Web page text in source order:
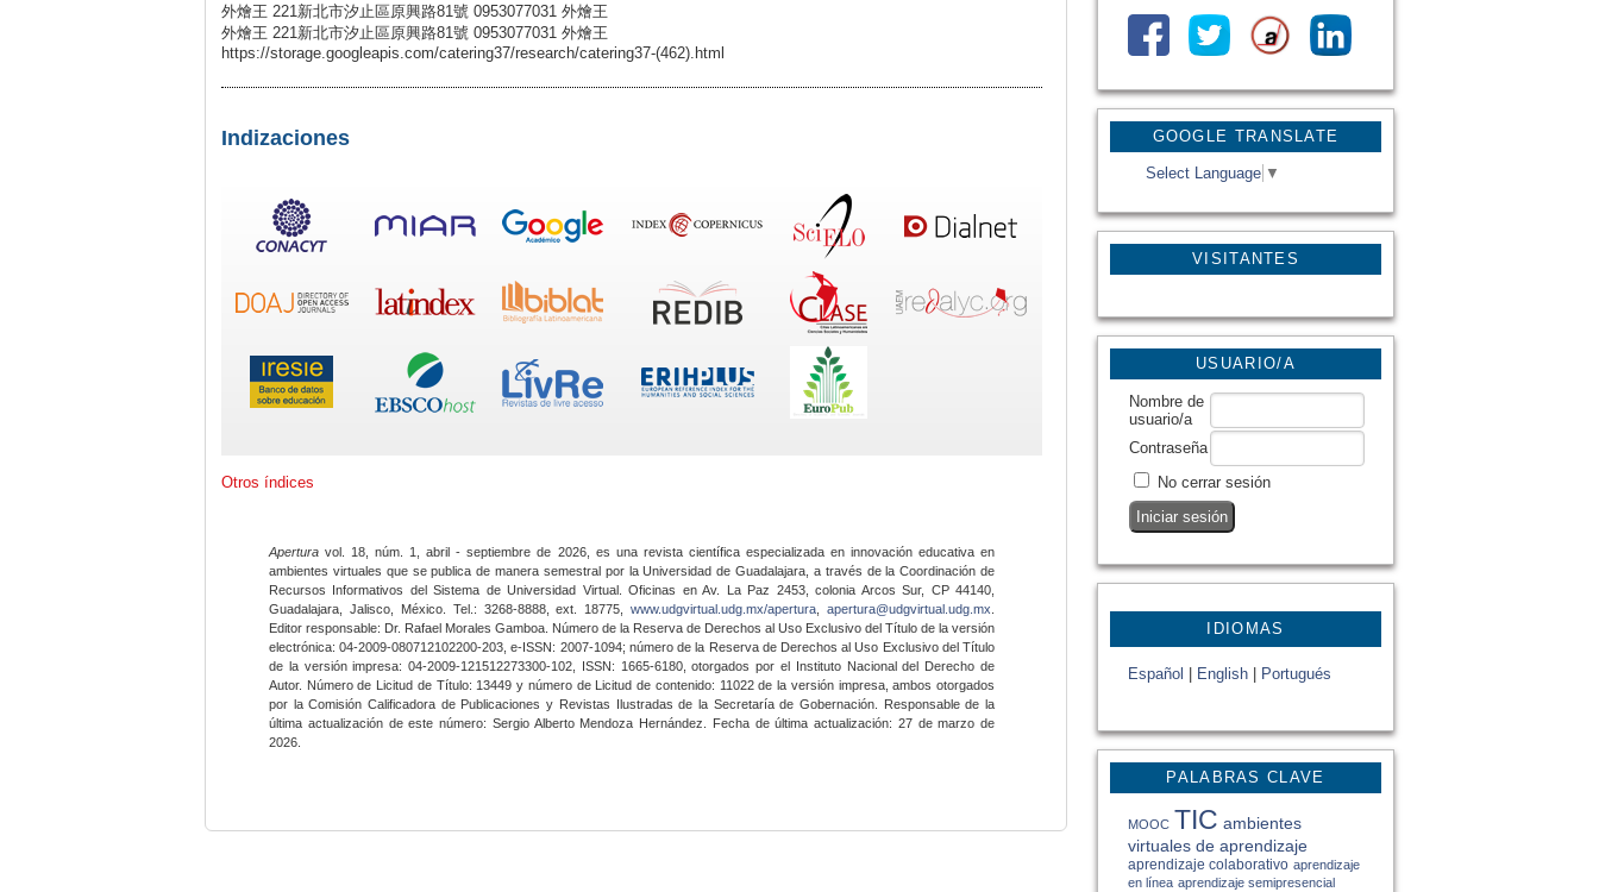
GOOGLE TRANSLATE
Select Language ▼
VISITANTES
USUARIO/A
Nombre de
usuario/a
Contraseña
No cerrar sesión
IDIOMAS
Español English Portugués
PALABRAS CLAVE
MOOC TIC ambientes
virtuales de aprendizaje
aprendizaje colaborativo aprendizaje
en línea aprendizaje semipresencial
外燴王 221新北市汐止區原興路81號 0953077031 外燴王
外燴王 221新北市汐止區原興路81號 0953077031 外燴王
https://storage.googleapis.com/catering37/research/catering37-(462).html
Indizaciones
Otros índices
Apertura vol. 18, núm. 1, abril - septiembre de 2026, es una revista científica especializada en innovación educativa en
ambientes virtuales que se publica de manera semestral por la Universidad de Guadalajara, a través de la Coordinación de
Recursos Informativos del Sistema de Universidad Virtual. Oficinas en Av. La Paz 2453, colonia Arcos Sur, CP 44140,
Guadalajara, Jalisco, México. Tel.: 3268-8888, ext. 18775,www.udgvirtual.udg.mx/apertura apertura@udgvirtual.udg.mx
Editor responsable: Dr. Rafael Morales Gamboa. Número de la Reserva de Derechos al Uso Exclusivo del Título de la versión
electrónica: 04-2009-080712102200-203, e-ISSN: 2007-1094; número de la Reserva de Derechos al Uso Exclusivo del Título
de la versión impresa: 04-2009-121512273300-102, ISSN: 1665-6180, otorgados por el Instituto Nacional del Derecho de
Autor. Número de Licitud de Título: 13449 y número de Licitud de contenido: 11022 de la versión impresa, ambos otorgados
por la Comisión Calificadora de Publicaciones y Revistas Ilustradas de la Secretaría de Gobernación. Responsable de la
última actualización de este número: Sergio Alberto Mendoza Hernández. Fecha de última actualización: 27 de marzo de
2026.